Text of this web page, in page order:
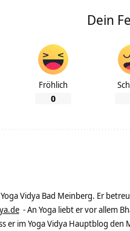
Dein
Fröhlich
0
Vidya Bad Meinberg. Er
- An Yoga liebt er vor allem
er im Yoga Vidya Hauptblog